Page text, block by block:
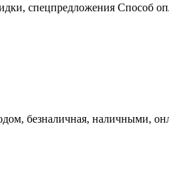
спецпредложения Способ
безналичная, наличными,